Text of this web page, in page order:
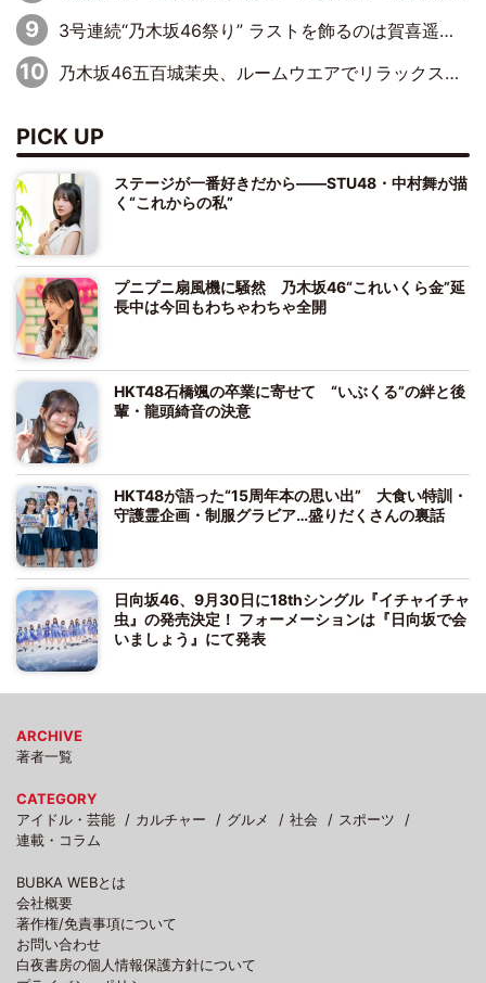
3号連続“乃木坂46祭り” ラストを飾るのは賀喜遥香…5年ぶりの登場に「5年分大人になった私を見ていただけたら」
乃木坂46五百城茉央、ルームウエアでリラックス「今回のグラビアを見て成長を感じていただけるとうれしい」
PICK UP
ステージが一番好きだから――STU48・中村舞が描
く“これからの私”
プニプニ扇風機に騒然 乃木坂46“これいくら金”延
長中は今回もわちゃわちゃ全開
HKT48石橋颯の卒業に寄せて “いぶくる”の絆と後
輩・龍頭綺音の決意
HKT48が語った“15周年本の思い出” 大食い特訓・
守護霊企画・制服グラビア…盛りだくさんの裏話
日向坂46、9月30日に18thシングル『イチャイチャ
虫』の発売決定！ フォーメーションは『日向坂で会
いましょう』にて発表
ARCHIVE
著者一覧
CATEGORY
アイドル・芸能
カルチャー グルメ 社会
スポーツ
連載・コラム
BUBKA WEBとは
会社概要
著作権/免責事項について
お問い合わせ
白夜書房の個人情報保護方針について